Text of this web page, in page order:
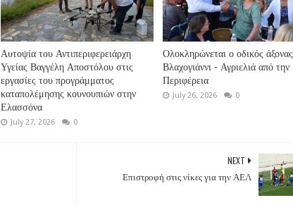
Αυτοψία του Αντιπεριφερειάρχη
Υγείας Βαγγέλη Αποστόλου στις
εργασίες του προγράμματος
καταπολέμησης κουνουπιών στην
Ελασσόνα
July 27, 2026 0
Ολοκληρώνεται ο οδικός άξονας
Βλαχογιάννι - Αγριελιά από την
Περιφέρεια
July 26, 2026 0
NEXT
Επιστροφή στις νίκες για την ΑΕΛ